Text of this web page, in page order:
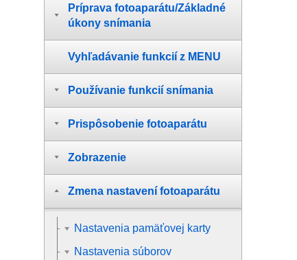
Príprava fotoaparátu/Základné
úkony snímania
Vyhľadávanie funkcií z MENU
Používanie funkcií snímania
Prispôsobenie fotoaparátu
Zobrazenie
Zmena nastavení fotoaparátu
Nastavenia pamäťovej karty
Nastavenia súborov